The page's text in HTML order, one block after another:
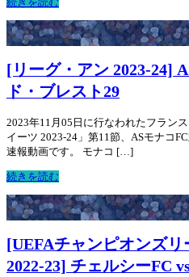
[リーグ・アン 2023-24]
ド・ブレスト29
2023年11月05日に行なわれたフラン
イーツ 2023-24」第11節、ASモナコ
速報動画です。 モナコ […]
続きを読む
[UEFAチャンピオンズ
2022-23] チェルシーFC